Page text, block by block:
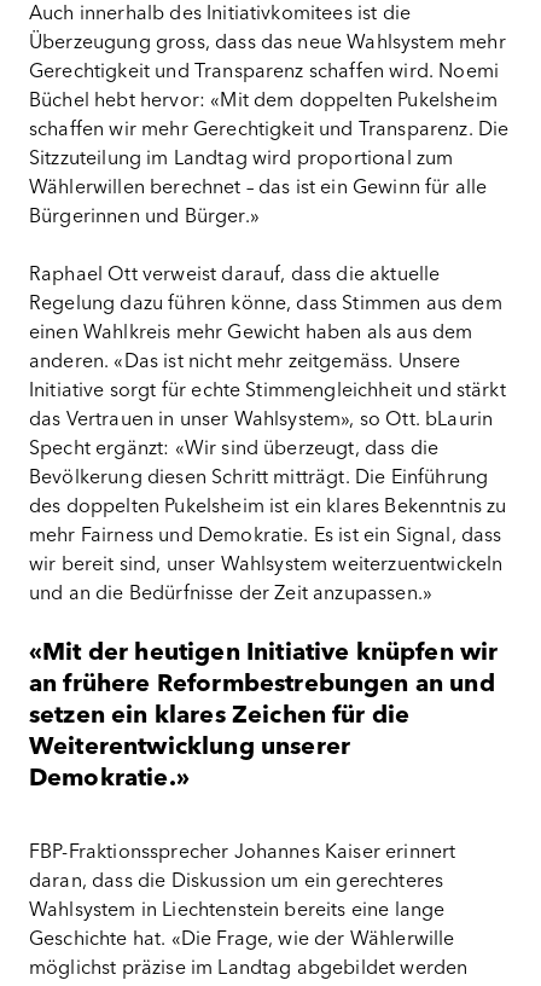
Auch innerhalb des Initiativkomitees ist die
Überzeugung gross, dass das neue Wahlsystem mehr
Gerechtigkeit und Transparenz schaffen wird. Noemi
Büchel hebt hervor: «Mit dem doppelten Pukelsheim
schaffen wir mehr Gerechtigkeit und Transparenz. Die
Sitzzuteilung im Landtag wird proportional zum
Wählerwillen berechnet – das ist ein Gewinn für alle
Bürgerinnen und Bürger.»
Raphael Ott verweist darauf, dass die aktuelle
Regelung dazu führen könne, dass Stimmen aus dem
einen Wahlkreis mehr Gewicht haben als aus dem
anderen. «Das ist nicht mehr zeitgemäss. Unsere
Initiative sorgt für echte Stimmengleichheit und stärkt
das Vertrauen in unser Wahlsystem», so Ott. bLaurin
Specht ergänzt: «Wir sind überzeugt, dass die
Bevölkerung diesen Schritt mitträgt. Die Einführung
des doppelten Pukelsheim ist ein klares Bekenntnis zu
mehr Fairness und Demokratie. Es ist ein Signal, dass
wir bereit sind, unser Wahlsystem weiterzuentwickeln
und an die Bedürfnisse der Zeit anzupassen.»
«Mit der heutigen Initiative knüpfen wir
an frühere Reformbestrebungen an und
setzen ein klares Zeichen für die
Weiterentwicklung unserer
Demokratie.»
FBP-Fraktionssprecher Johannes Kaiser erinnert
daran, dass die Diskussion um ein gerechteres
Wahlsystem in Liechtenstein bereits eine lange
Geschichte hat. «Die Frage, wie der Wählerwille
möglichst präzise im Landtag abgebildet werden